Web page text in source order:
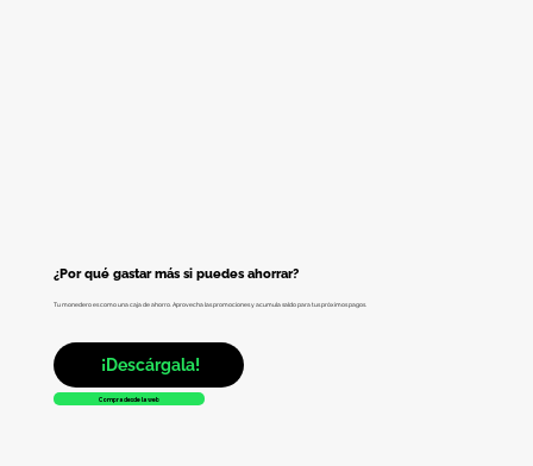
¿Por qué gastar más si puedes ahorrar?
Tu monedero es como una caja de ahorro. Aprovecha las promociones y acumula saldo para tus próximos pagos.
¡Descárgala!
Compra desde la web